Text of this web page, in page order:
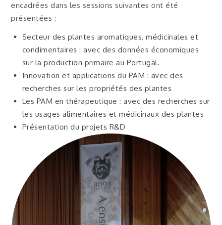
encadrées dans les sessions suivantes ont été
présentées :
Secteur des plantes aromatiques, médicinales et
condimentaires : avec des données économiques
sur la production primaire au Portugal.
Innovation et applications du PAM : avec des
recherches sur les propriétés des plantes
Les PAM en thérapeutique : avec des recherches sur
les usages alimentaires et médicinaux des plantes
Présentation du projets R&D